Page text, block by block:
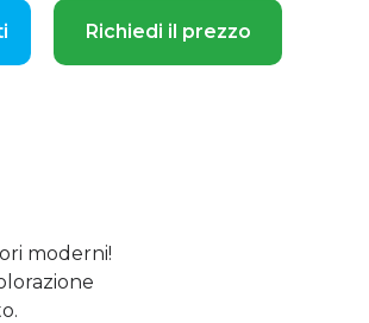
Richiedi il prezzo
moderni!